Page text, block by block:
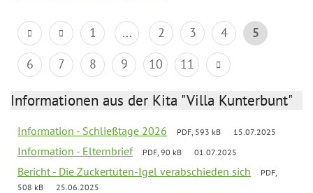
1 ... 2 3 4
5
6
7 8 9 10 11
Informationen aus der Kita "Villa Kunterbunt"
Information - Schließtage 2026 PDF, 593 kB 15.07.2025
Information - Elternbrief PDF, 90 kB 01.07.2025
Bericht - Die Zuckertüten-Igel verabschieden sich
PDF,
508 kB
25.06.2025